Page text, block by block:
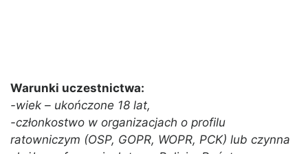
Warunki uczestnictwa:
-wiek – ukończone 18 lat,
-członkostwo w organizacjach o profilu
ratowniczym (OSP, GOPR, WOPR, PCK) lub czynna